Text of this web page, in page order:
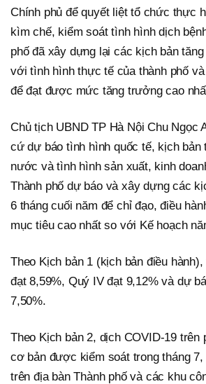
Chính phủ để quyết liệt tổ chức thực
kìm chế, kiểm soát tình hình dịch
phố đã xây dựng lại các kịch bản
với tình hình thực tế của thành phố
để đạt được mức tăng trưởng cao
Chủ tịch UBND TP Hà Nội Chu Ngọc
cứ dự báo tình hình quốc tế, kịch bản
nước và tình hình sản xuất, kinh
Thành phố dự báo và xây dựng các
6 tháng cuối năm để chỉ đạo, điều
mục tiêu cao nhất so với Kế hoạch
Theo Kịch bản 1 (kịch bản điều
đạt 8,59%, Quý IV đạt 9,12% và dự
7,50%.
Theo Kịch bản 2, dịch COVID-19 trên
cơ bản được kiểm soát trong tháng
trên địa bàn Thành phố và các khu